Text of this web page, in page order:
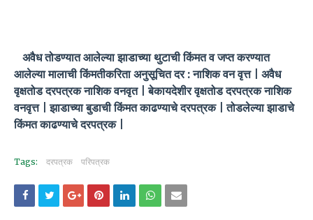
अवैध तोडण्यात आलेल्या झाडाच्या थुटाची किंमत व जप्त करण्यात
आलेल्या मालाची किंमतीकरिता अनुसूचित दर : नाशिक वन वृत्त | अवैध
वृक्षतोड दरपत्रक नाशिक वनवृत | बेकायदेशीर वृक्षतोड दरपत्रक नाशिक
वनवृत्त | झाडाच्या बुडाची किंमत काढण्याचे दरपत्रक | तोडलेल्या झाडाचे
किंमत काढण्याचे दरपत्रक |
Tags: दरपत्रक परिपत्रक